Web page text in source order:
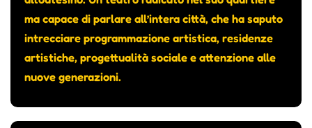
ma capace di parlare all’intera città, che ha saputo
intrecciare programmazione artistica, residenze
artistiche, progettualità sociale e attenzione alle
nuove generazioni.